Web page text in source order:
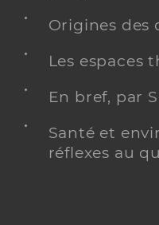
Origines des
Les espaces
En bref, par
Santé et
réflexes au